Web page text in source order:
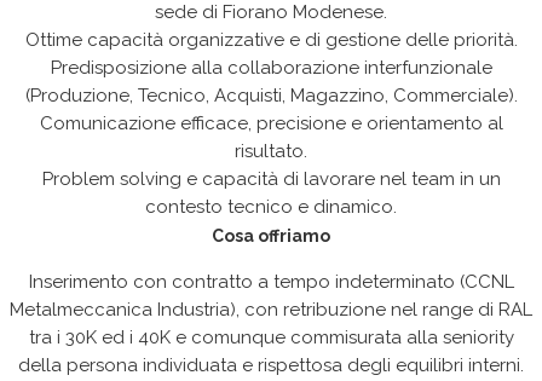
sede di Fiorano Modenese.
Ottime capacità organizzative e di gestione delle priorità.
Predisposizione alla collaborazione interfunzionale
(Produzione, Tecnico, Acquisti, Magazzino, Commerciale).
Comunicazione efficace, precisione e orientamento al
risultato.
Problem solving e capacità di lavorare nel team in un
contesto tecnico e dinamico.
Cosa offriamo
Inserimento con contratto a tempo indeterminato (CCNL
Metalmeccanica Industria), con retribuzione nel range di RAL
tra i 30K ed i 40K e comunque commisurata alla seniority
della persona individuata e rispettosa degli equilibri interni.